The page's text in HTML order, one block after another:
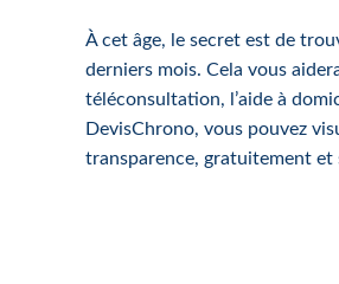
À cet âge, le secret est de
derniers mois. Cela vous
téléconsultation, l’aide à
DevisChrono, vous pouvez
transparence, gratuitement et